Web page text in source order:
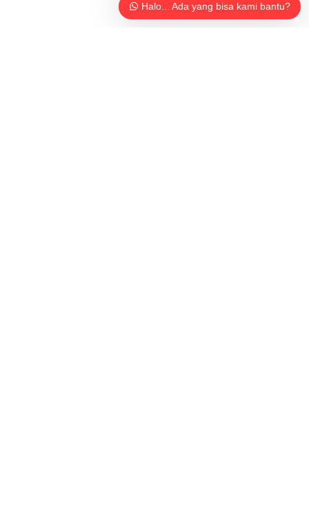
Halo... Ada yang bisa kami bantu?